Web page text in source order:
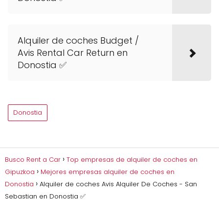
Alquiler de coches Budget /
Avis Rental Car Return en
Donostia ✅
Donostia
Busco Rent a Car
Top empresas de alquiler de coches en
Gipuzkoa
Mejores empresas alquiler de coches en
Donostia
Alquiler de coches Avis Alquiler De Coches - San
Sebastian en Donostia ✅